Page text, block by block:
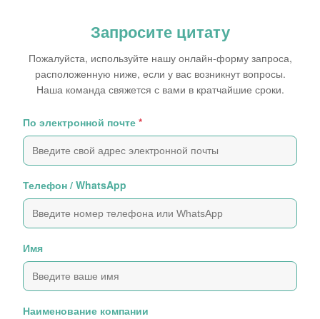
Запросите цитату
Пожалуйста, используйте нашу онлайн-форму запроса,
расположенную ниже, если у вас возникнут вопросы.
Наша команда свяжется с вами в кратчайшие сроки.
По электронной почте *
Телефон / WhatsApp
Имя
Наименование компании